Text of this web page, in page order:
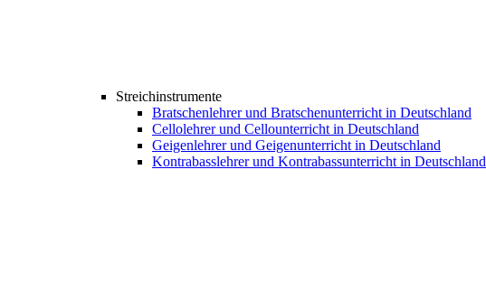
Streichinstrumente
Bratschenlehrer und Bratschenunterricht in Deutschland
Cellolehrer und Cellounterricht in Deutschland
Geigenlehrer und Geigenunterricht in Deutschland
Kontrabasslehrer und Kontrabassunterricht in Deutschland